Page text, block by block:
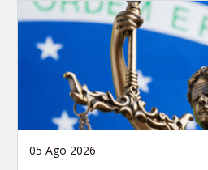
05 Ago 2026